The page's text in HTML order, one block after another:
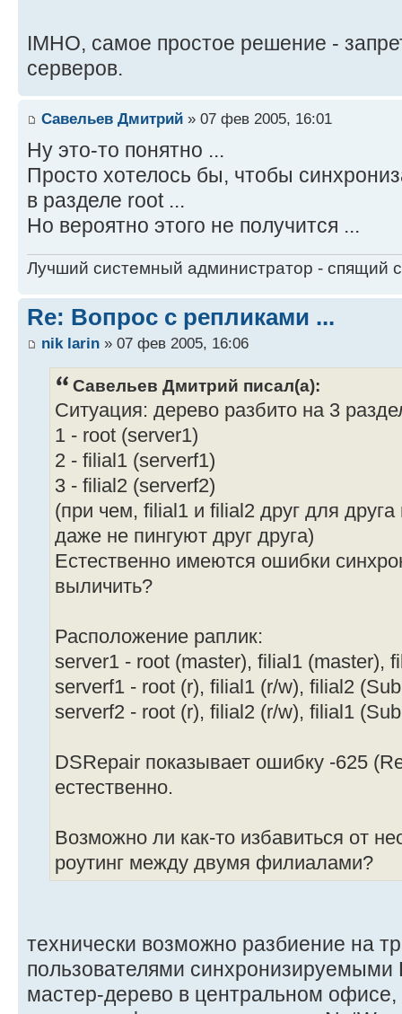
IMHO, самое простое решение -
серверов.
Савельев Дмитрий » 07 фев 2005, 16:01
Ну это-то понятно ...
Просто хотелось бы, чтобы
в разделе root ...
Но вероятно этого не получится ...
Лучший системный администратор - спящий
Re: Вопрос с репликами ...
nik larin » 07 фев 2005, 16:06
Савельев Дмитрий писал(а):
Ситуация: дерево разбито на 3
1 - root (server1)
2 - filial1 (serverf1)
3 - filial2 (serverf2)
(при чем, filial1 и filial2 друг для
даже не пингуют друг друга)
Естественно имеются ошибки
выличить?
Расположение раплик:
server1 - root (master), filial1 (master),
serverf1 - root (r), filial1 (r/w), filial2
serverf2 - root (r), filial2 (r/w), filial1
DSRepair показывает ошибку -625
естественно.
Возможно ли как-то избавиться от
роутинг между двумя филиалами?
технически возможно разбиение на
пользователями синхронизируемыми
мастер-дерево в центральном